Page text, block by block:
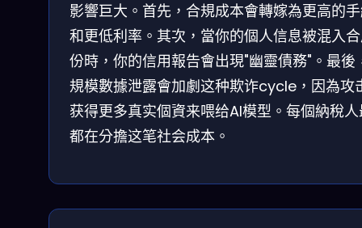
影響巨大。首先，合規成本會轉嫁為更高的
和更低利率。其次，當你的個人信息被混入
份時，你的信用報告會出現"幽靈債務"。最後
規模數據泄露會加劇这种欺诈cycle，因為攻
获得更多真实個資来喂给AI模型。每個納稅
都在分擔这笔社会成本。